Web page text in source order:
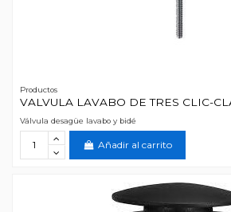
Productos
VALVULA LAVABO DE TRES CLIC-
Válvula desagüe lavabo y bidé
Añadir al carrito